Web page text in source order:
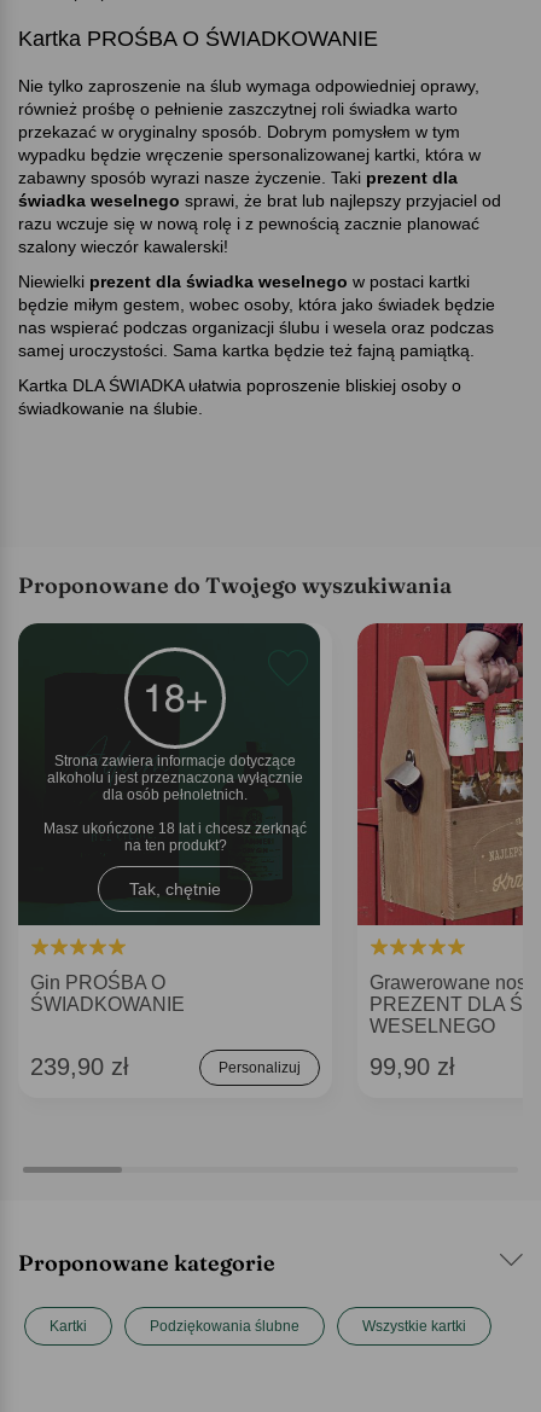
Kartka PROŚBA O ŚWIADKOWANIE
Nie tylko zaproszenie na ślub wymaga odpowiedniej oprawy,
również prośbę o pełnienie zaszczytnej roli świadka warto
przekazać w oryginalny sposób. Dobrym pomysłem w tym
wypadku będzie wręczenie spersonalizowanej kartki, która w
zabawny sposób wyrazi nasze życzenie. Taki prezent dla
świadka weselnego sprawi, że brat lub najlepszy przyjaciel od
razu wczuje się w nową rolę i z pewnością zacznie planować
szalony wieczór kawalerski!
Niewielki prezent dla świadka weselnego w postaci kartki
będzie miłym gestem, wobec osoby, która jako świadek będzie
nas wspierać podczas organizacji ślubu i wesela oraz podczas
samej uroczystości. Sama kartka będzie też fajną pamiątką.
Kartka DLA ŚWIADKA ułatwia poproszenie bliskiej osoby o
świadkowanie na ślubie.
Proponowane do Twojego wyszukiwania
Strona zawiera informacje dotyczące
alkoholu i jest przeznaczona wyłącznie
dla osób pełnoletnich.
Masz ukończone 18 lat i chcesz zerknąć
na ten produkt
Tak, chętnie
Gin PROŚBA O
ŚWIADKOWANIE
239,90 zł Personalizuj
Grawerowane
PREZENT DLA
WESELNEGO
99,90 zł
Proponowane kategorie
Kartki Podziękowania ślubne Wszystkie kartki